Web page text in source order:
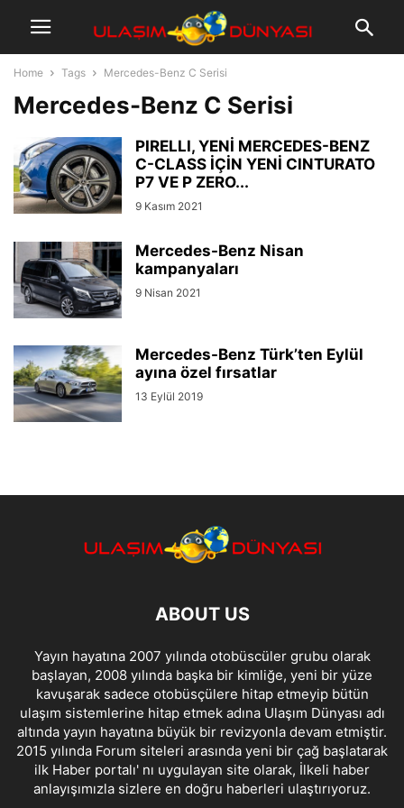
Home Tags Mercedes-Benz C Serisi
Mercedes-Benz C Serisi
PIRELLI, YENİ MERCEDES-BENZ
C-CLASS İÇİN YENİ CINTURATO
P7 VE P ZERO...
9 Kasım 2021
Mercedes-Benz Nisan
kampanyaları
9 Nisan 2021
Mercedes-Benz Türk’ten Eylül
ayına özel fırsatlar
13 Eylül 2019
ABOUT US
Yayın hayatına 2007 yılında otobüscüler grubu olarak
başlayan, 2008 yılında başka bir kimliğe, yeni bir yüze
kavuşarak sadece otobüsçülere hitap etmeyip bütün
ulaşım sistemlerine hitap etmek adına Ulaşım Dünyası adı
altında yayın hayatına büyük bir revizyonla devam etmiştir.
2015 yılında Forum siteleri arasında yeni bir çağ başlatarak
ilk Haber portalı' nı uygulayan site olarak, İlkeli haber
anlayışımızla sizlere en doğru haberleri ulaştırıyoruz.